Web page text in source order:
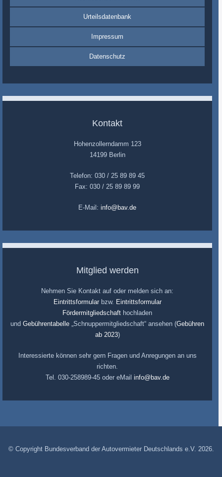
Urteilsdatenbank
Impressum
Datenschutz
Kontakt
Hohenzollerndamm 123
14199 Berlin
Telefon: 030 / 25 89 89 45
Fax: 030 / 25 89 89 99
E-Mail: info@bav.de
Mitglied werden
Nehmen Sie Kontakt auf oder melden sich an:
Eintrittsformularbzw. Eintrittsformular
Fördermitgliedschaft hochladen
und Gebührentabelle „Schnuppermitgliedschaft“ ansehen (Gebühren
ab 2023)
Interessierte können sehr gern Fragen und Anregungen an uns
richten.
Tel. 030-258989-45 oder eMail info@bav.de
© Copyright Bundesverband der Autovermieter Deutschlands e.V. 2026.